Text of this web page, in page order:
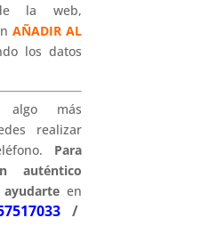
la web,
AÑADIR AL
los datos
algo más
realizar
Para
auténtico
en
/